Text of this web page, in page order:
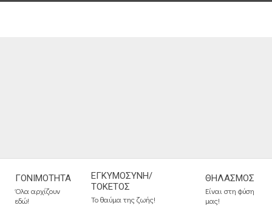
Navigation
Menu
ΓΟΝΙΜΌΤΗΤΑ
Όλα αρχίζουν
εδώ!
ΕΓΚΥΜΟΣΎΝΗ/
ΤΟΚΕΤΌΣ
Το θαύμα της ζωής!
ΘΗΛΑΣΜΌΣ
Είναι στη φύση
μας!